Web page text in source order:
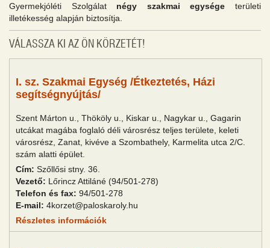
Gyermekjóléti Szolgálat négy szakmai egysége területi
illetékesség alapján biztosítja.
VÁLASSZA KI AZ ÖN KÖRZETÉT!
I. sz. Szakmai Egység /Étkeztetés, Házi
segítségnyújtás/
Szent Márton u., Thököly u., Kiskar u., Nagykar u., Gagarin
utcákat magába foglaló déli városrész teljes területe, keleti
városrész, Zanat, kivéve a Szombathely, Karmelita utca 2/C.
szám alatti épület.
Cím: Szőllősi stny. 36.
Vezető: Lőrincz Attiláné (94/501-278)
Telefon és fax: 94/501-278
E-mail: 4korzet@paloskaroly.hu
Részletes információk